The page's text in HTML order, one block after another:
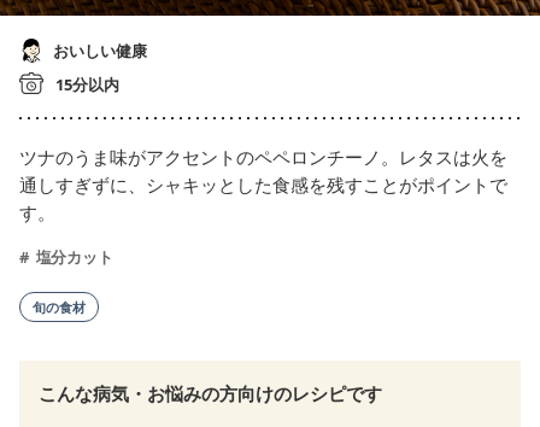
おいしい健康
15分以内
ツナのうま味がアクセントのペペロンチーノ。レタスは火を
通しすぎずに、シャキッとした食感を残すことがポイントで
す。
塩分カット
旬の食材
こんな病気・お悩みの方向けのレシピです